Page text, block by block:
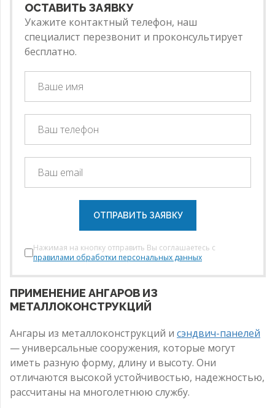
ОСТАВИТЬ ЗАЯВКУ
Укажите контактный телефон, наш
специалист перезвонит и проконсультирует
бесплатно.
ОТПРАВИТЬ ЗАЯВКУ
Нажимая на кнопку отправить Вы соглашаетесь с
правилами обработки персональных данных
ПРИМЕНЕНИЕ АНГАРОВ ИЗ
МЕТАЛЛОКОНСТРУКЦИЙ
Ангары из металлоконструкций и сэндвич-панелей
— универсальные сооружения, которые могут
иметь разную форму, длину и высоту. Они
отличаются высокой устойчивостью, надежностью,
рассчитаны на многолетнюю службу.